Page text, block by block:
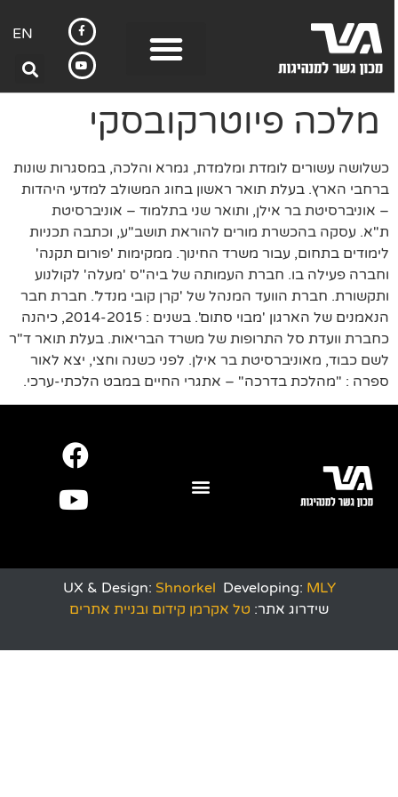
EN
מלכה פיוטרקובסקי
כשלושה עשורים לומדת ומלמדת, גמרא והלכה, במסגרות שונות
ברחבי הארץ. בעלת תואר ראשון בחוג המשולב למדעי היהדות
– אוניברסיטת בר אילן, ותואר שני בתלמוד – אוניברסיטת
ת"א. עסקה בהכשרת מורים להוראת תושב"ע, וכתבה תכניות
לימודים בתחום, עבור משרד החינוך. ממקימות 'פורום תקנה'
וחברה פעילה בו. חברת העמותה של ביה"ס 'מעלה' לקולנוע
ותקשורת. חברת הוועד המנהל של 'קרן קובי מנדל'. חברת חבר
הנאמנים של הארגון 'מבוי סתום'. בשנים : 2014-2015, כיהנה
כחברת וועדת סל התרופות של משרד הבריאות. בעלת תואר ד"ר
לשם כבוד, מאוניברסיטת בר אילן. לפני כשנה וחצי, יצא לאור
ספרה : "מהלכת בדרכה" – אתגרי החיים במבט הלכתי-ערכי.
UX & Design:Shnorkel Developing:MLY
שידרוג אתר: טל אקרמן קידום ובניית אתרים